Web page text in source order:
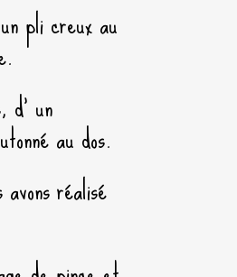
pli creux au
un
au dos.
réalisé